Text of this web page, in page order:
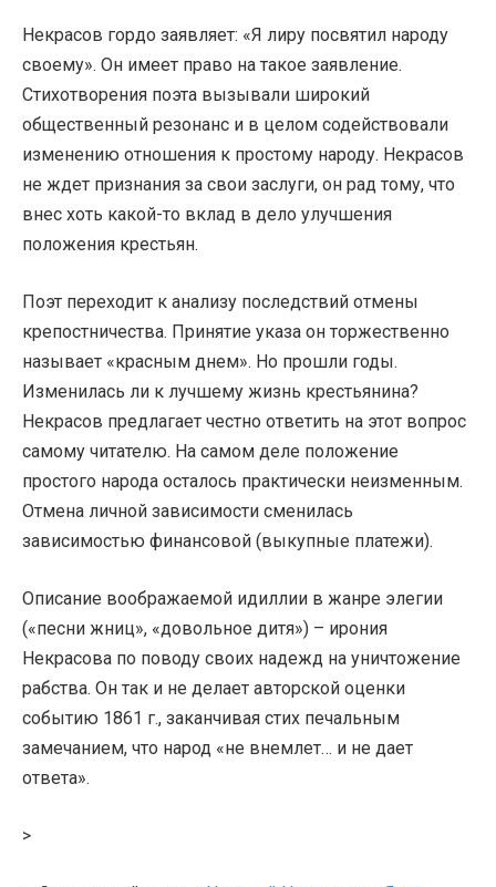
Некрасов гордо заявляет: «Я лиру посвятил народу
своему». Он имеет право на такое заявление.
Стихотворения поэта вызывали широкий
общественный резонанс и в целом содействовали
изменению отношения к простому народу. Некрасов
не ждет признания за свои заслуги, он рад тому, что
внес хоть какой-то вклад в дело улучшения
положения крестьян.
Поэт переходит к анализу последствий отмены
крепостничества. Принятие указа он торжественно
называет «красным днем». Но прошли годы.
Изменилась ли к лучшему жизнь крестьянина?
Некрасов предлагает честно ответить на этот вопрос
самому читателю. На самом деле положение
простого народа осталось практически неизменным.
Отмена личной зависимости сменилась
зависимостью финансовой (выкупные платежи).
Описание воображаемой идиллии в жанре элегии
(«песни жниц», «довольное дитя») – ирония
Некрасова по поводу своих надежд на уничтожение
рабства. Он так и не делает авторской оценки
событию 1861 г., заканчивая стих печальным
замечанием, что народ «не внемлет… и не дает
ответа».
>